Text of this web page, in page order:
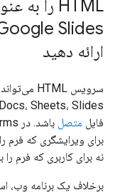
ارائه دهید
سرویس HTML می‌تواند یک
فایل متصل
برای ویرایشگری که فرم
نه برای کاربری که فرم
برخلاف یک برنامه وب،